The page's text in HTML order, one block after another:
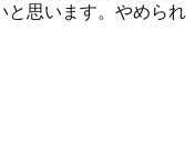
と思います。やめられ